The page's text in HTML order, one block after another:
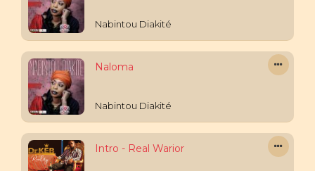
Nabintou Diakité
Naloma
Nabintou Diakité
Intro - Real Warior